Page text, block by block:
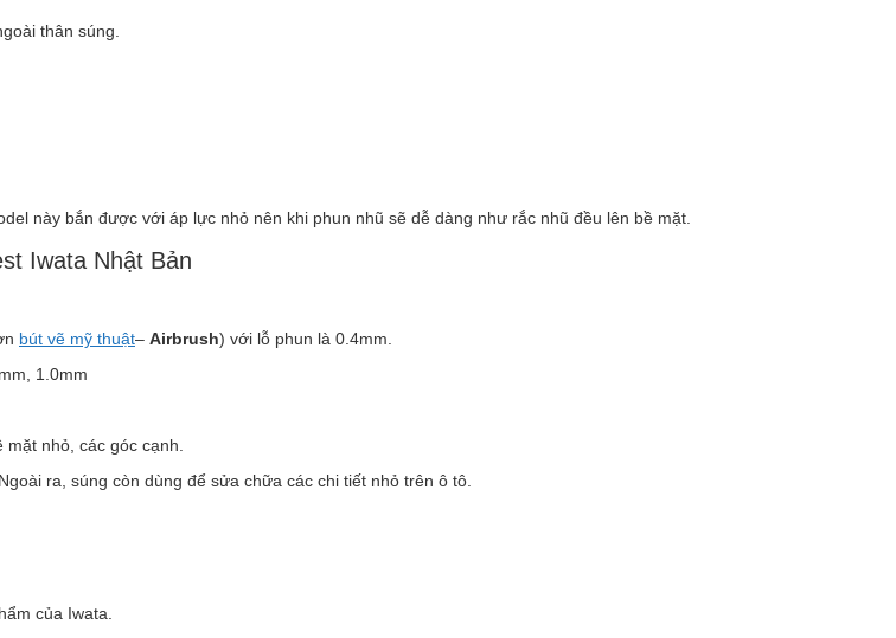
thân súng.
này bắn được với áp lực nhỏ nên khi phun nhũ sẽ dễ dàng như rắc nhũ đều lên bề mặt.
Iwata Nhật Bản
bút vẽ mỹ thuật– Airbrush) với lỗ phun là 0.4mm.
1.0mm
nhỏ, các góc cạnh.
ra, súng còn dùng để sửa chữa các chi tiết nhỏ trên ô tô.
của Iwata.